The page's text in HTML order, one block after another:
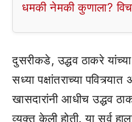
धमकी नेमकी कुणाला?
दुसरीकडे, उद्धव ठाकरे
सध्या पक्षांतराच्या
खासदारांनी आधीच उद्धव
व्यक्त केली होती. या सर्व